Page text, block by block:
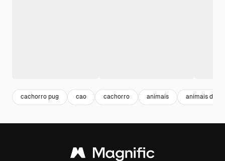
cachorro pug cao cachorro animais animais